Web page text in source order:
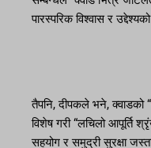
पारस्परिक विश्वास र
तैपनि, दीपकले भने, क्वाडको
विशेष गरी “लचिलो आपूर्ति
सहयोग र समुद्री सुरक्षा